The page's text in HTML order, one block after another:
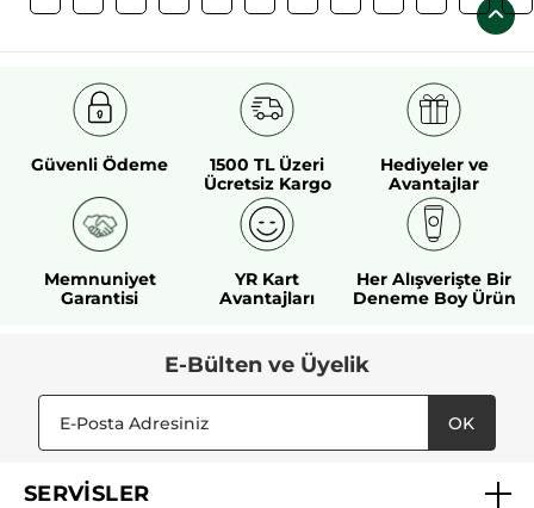
Güvenli Ödeme
1500 TL Üzeri
Ücretsiz Kargo
Hediyeler ve
Avantajlar
Memnuniyet
Garantisi
YR Kart
Avantajları
Her Alışverişte Bir
Deneme Boy Ürün
E-Bülten ve Üyelik
OK
SERVİSLER